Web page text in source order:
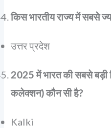
किस भारतीय राज्य में सबसे
उत्तर प्रदेश
2025 में भारत की सबसे
कलेक्शन) कौन सी है?
Kalki